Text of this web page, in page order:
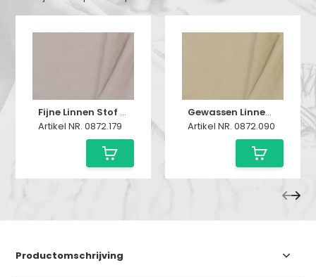
Fijne Linnen Stof (Stone Washed) Licht Beige
Artikel NR. 0872.179
Gewassen Linnen Sahara Sand
Artikel NR. 0872.090
Productomschrijving